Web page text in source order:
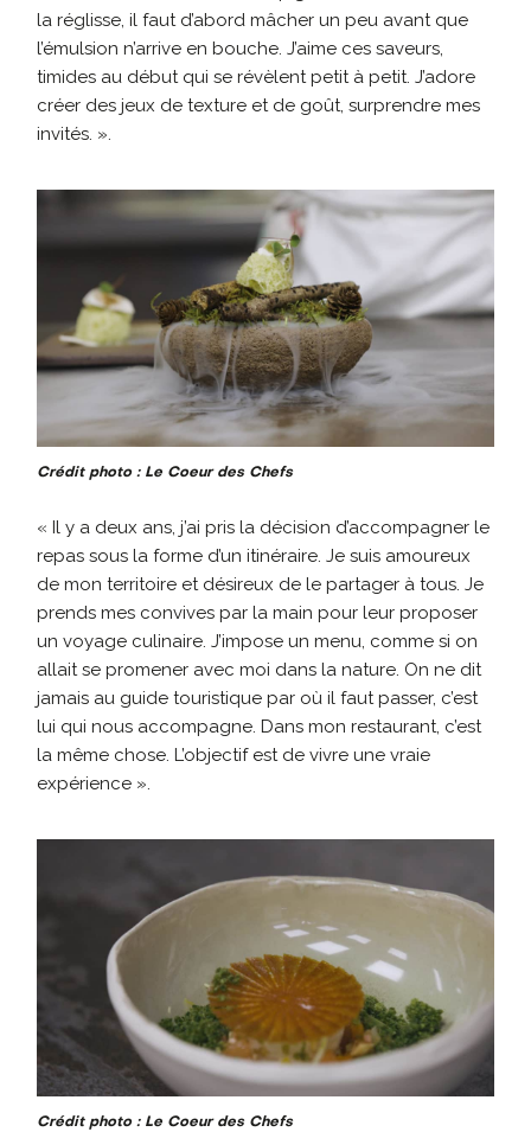
la réglisse, il faut d’abord mâcher un peu avant que
l’émulsion n’arrive en bouche. J’aime ces saveurs,
timides au début qui se révèlent petit à petit. J’adore
créer des jeux de texture et de goût, surprendre mes
invités. ».
Crédit photo : Le Coeur des Chefs
« Il y a deux ans, j’ai pris la décision d’accompagner le
repas sous la forme d’un itinéraire. Je suis amoureux
de mon territoire et désireux de le partager à tous. Je
prends mes convives par la main pour leur proposer
un voyage culinaire. J’impose un menu, comme si on
allait se promener avec moi dans la nature. On ne dit
jamais au guide touristique par où il faut passer, c’est
lui qui nous accompagne. Dans mon restaurant, c’est
la même chose. L’objectif est de vivre une vraie
expérience ».
Crédit photo : Le Coeur des Chefs